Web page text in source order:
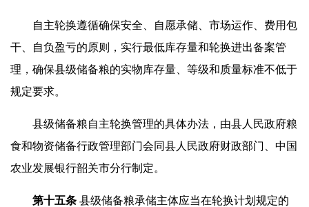
自主轮换遵循确保安全、自愿承储、市场运作、费用包
干、自负盈亏的原则，实行最低库存量和轮换进出备案管
理，确保县级储备粮的实物库存量、等级和质量标准不低于
规定要求。
县级储备粮自主轮换管理的具体办法，由县人民政府粮
食和物资储备行政管理部门会同县人民政府财政部门、中国
农业发展银行韶关市分行制定。
第十五条 县级储备粮承储主体应当在轮换计划规定的